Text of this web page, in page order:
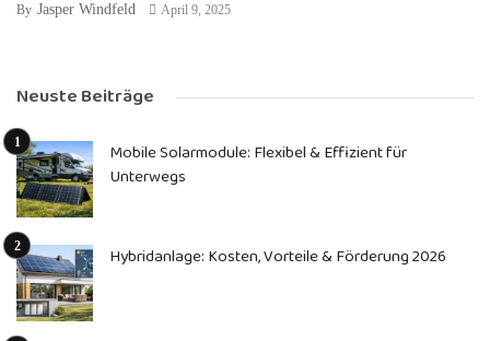
By Jasper Windfeld April 9, 2025
Neuste Beiträge
Mobile Solarmodule: Flexibel & Effizient für
Unterwegs
Hybridanlage: Kosten, Vorteile & Förderung 2026